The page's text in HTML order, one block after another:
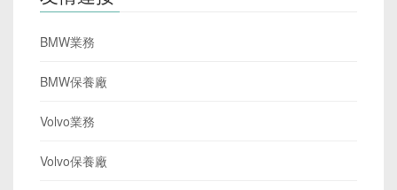
BMW業務
BMW保養廠
Volvo業務
Volvo保養廠